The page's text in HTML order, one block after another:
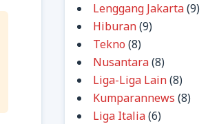
Lenggang Jakarta(9)
Hiburan(9)
Tekno (8)
Nusantara(8)
Liga-Liga Lain(8)
Kumparannews (8)
Liga Italia(6)